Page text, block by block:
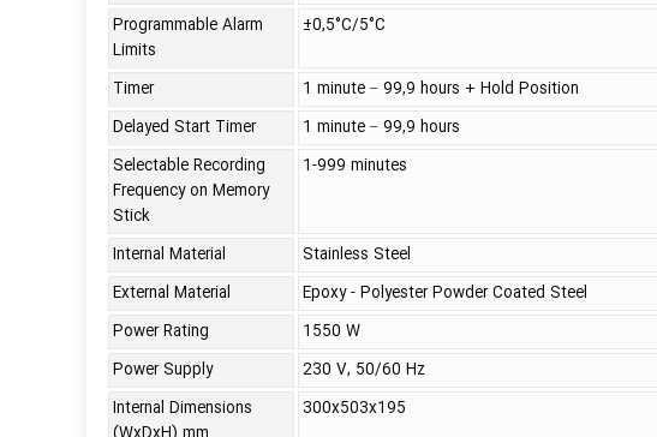
Programmable Alarm
Limits
±0,5°C/5°C
Timer
1 minute – 99,9 hours + Hold Position
Delayed Start Timer
1 minute – 99,9 hours
Selectable Recording
Frequency on Memory
Stick
1-999 minutes
Internal Material
Stainless Steel
External Material
Epoxy - Polyester Powder Coated Steel
Power Rating
1550 W
Power Supply
230 V, 50/60 Hz
Internal Dimensions
300x503x195